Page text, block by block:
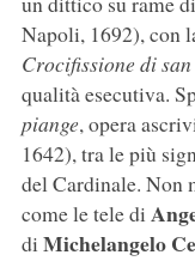
Napoli, 1692), con
Crocifissione di
qualità esecutiva.
piange, opera
1642), tra le più
del Cardinale. Non
come le tele di
di Michelangelo